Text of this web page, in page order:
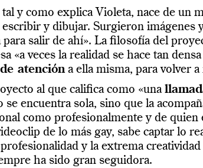
y como explica Violeta, nace de un
escribir y dibujar. Surgieron imágenes
para salir de ahí». La filosofía del
«a veces la realidad se hace tan
atencióna ella misma, para volver
al que califica como «una
se encuentra sola, sino que la
como profesionalmente y de quien
de lo más gay, sabe captar lo
y la extrema
ha sido gran seguidora.